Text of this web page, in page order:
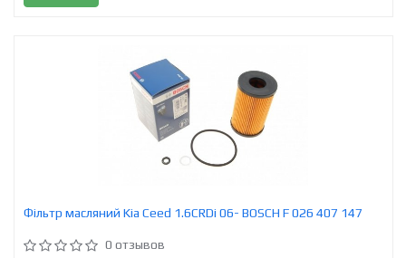
Фільтр масляний Kia Ceed 1.6CRDi 06- BOSCH F 026 407 147
0 отзывов